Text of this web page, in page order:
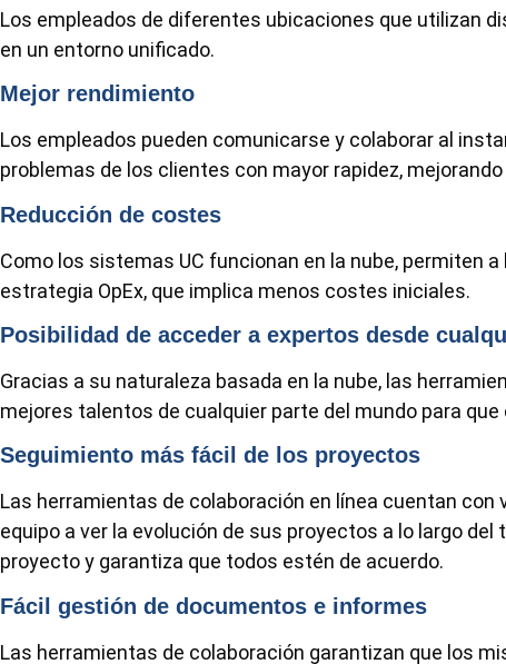
Los empleados de diferentes ubicaciones que utilizan
en un entorno unificado.
Mejor rendimiento
Los empleados pueden comunicarse y colaborar al
problemas de los clientes con mayor rapidez,
Reducción de costes
Como los sistemas UC funcionan en la nube, permiten
estrategia OpEx, que implica menos costes iniciales.
Posibilidad de acceder a expertos desde
Gracias a su naturaleza basada en la nube, las
mejores talentos de cualquier parte del mundo para
Seguimiento más fácil de los proyectos
Las herramientas de colaboración en línea cuentan con
equipo a ver la evolución de sus proyectos a lo largo
proyecto y garantiza que todos estén de acuerdo.
Fácil gestión de documentos e informes
Las herramientas de colaboración garantizan que los